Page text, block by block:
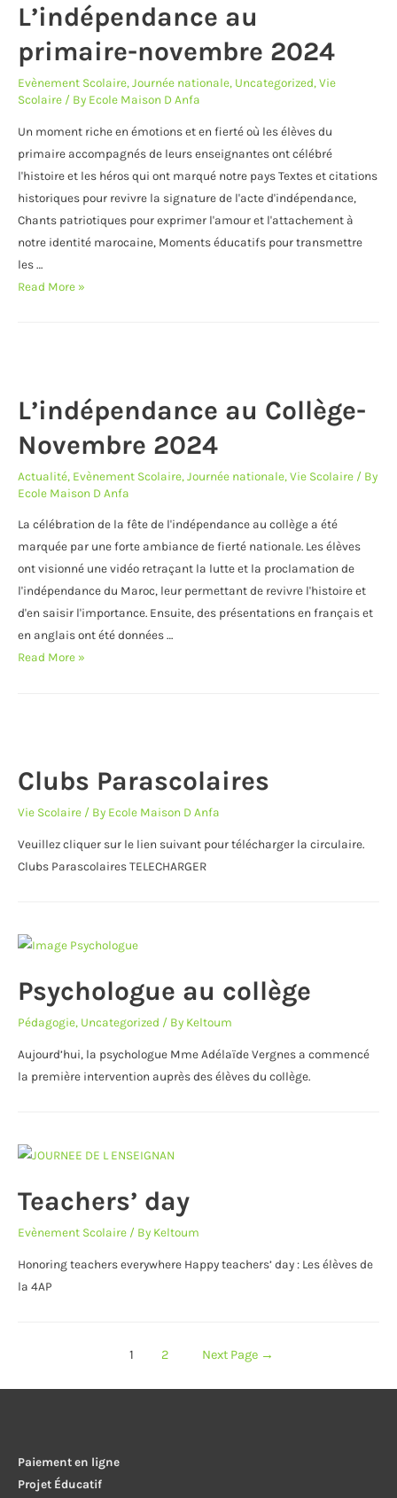
L’indépendance au
primaire-novembre 2024
Evènement Scolaire, Journée nationale, Uncategorized, Vie
Scolaire / By Ecole Maison D Anfa
Un moment riche en émotions et en fierté où les élèves du
primaire accompagnés de leurs enseignantes ont célébré
l'histoire et les héros qui ont marqué notre pays Textes et citations
historiques pour revivre la signature de l'acte d'indépendance,
Chants patriotiques pour exprimer l'amour et l'attachement à
notre identité marocaine, Moments éducatifs pour transmettre
les …
L’indépendance
Read More »
L’indépendance au Collège-
Novembre 2024
Actualité, Evènement Scolaire, Journée nationale, Vie Scolaire / By
Ecole Maison D Anfa
La célébration de la fête de l'indépendance au collège a été
marquée par une forte ambiance de fierté nationale. Les élèves
ont visionné une vidéo retraçant la lutte et la proclamation de
l'indépendance du Maroc, leur permettant de revivre l'histoire et
d'en saisir l'importance. Ensuite, des présentations en français et
en anglais ont été données …
L’indépendance
Read More »
Clubs Parascolaires
Vie Scolaire / By Ecole Maison D Anfa
Veuillez cliquer sur le lien suivant pour télécharger la circulaire.
Clubs Parascolaires TELECHARGER
Psychologue au collège
Pédagogie, Uncategorized / By Keltoum
Aujourd’hui, la psychologue Mme Adélaïde Vergnes a commencé
la première intervention auprès des élèves du collège.
Teachers’ day
Evènement Scolaire / By Keltoum
Honoring teachers everywhere Happy teachers’ day : Les élèves de
la 4AP
Pagination
des
1 2 Next Page →
Paiement en ligne
Projet Éducatif